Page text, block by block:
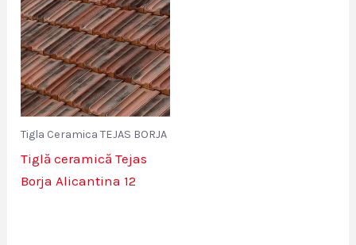
Tigla Ceramica TEJAS BORJA
Tiglă ceramică Tejas
Borja Alicantina 12